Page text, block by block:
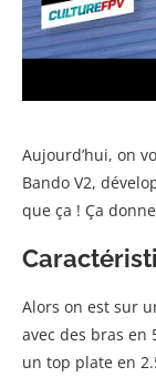
Aujourd’hui, on
Bando V2,
que ça ! Ça
Alors on est sur
avec des bras en
un top plate en